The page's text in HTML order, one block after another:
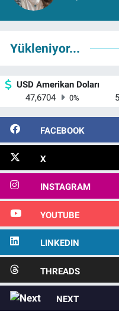
Yükleniyor...
USD Amerikan Doları
47,6704
0%
FACEBOOK
X
INSTAGRAM
YOUTUBE
LINKEDIN
THREADS
NEXT